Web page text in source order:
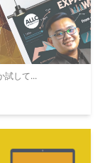
試して...